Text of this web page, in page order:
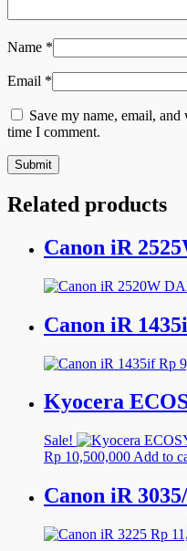
Name *
Email *
Save my name, email,
time I comment.
Related products
Canon iR
Canon iR
Rp
Kyocera
Sale!
Original
was:
Rp 11,500,000.
Rp 10,500,000Current
is:
Rp
Add to
Canon iR
Rp